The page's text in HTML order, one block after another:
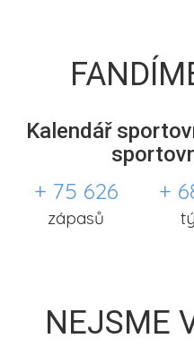
Kalendář
+ 75 626
zápasů
+
NEJSME